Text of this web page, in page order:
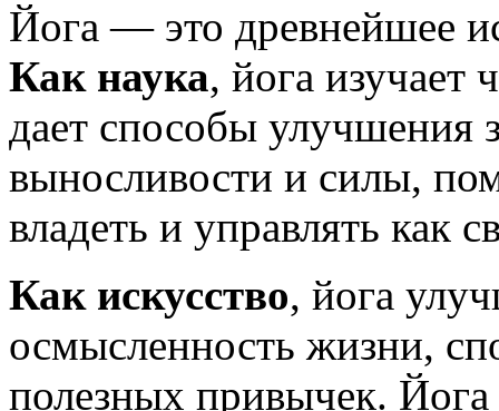
Йога — это древнейшее
Как наука, йога изучает
дает способы улучшения
выносливости и силы,
владеть и управлять как
Как искусство, йога
осмысленность жизни,
полезных привычек.